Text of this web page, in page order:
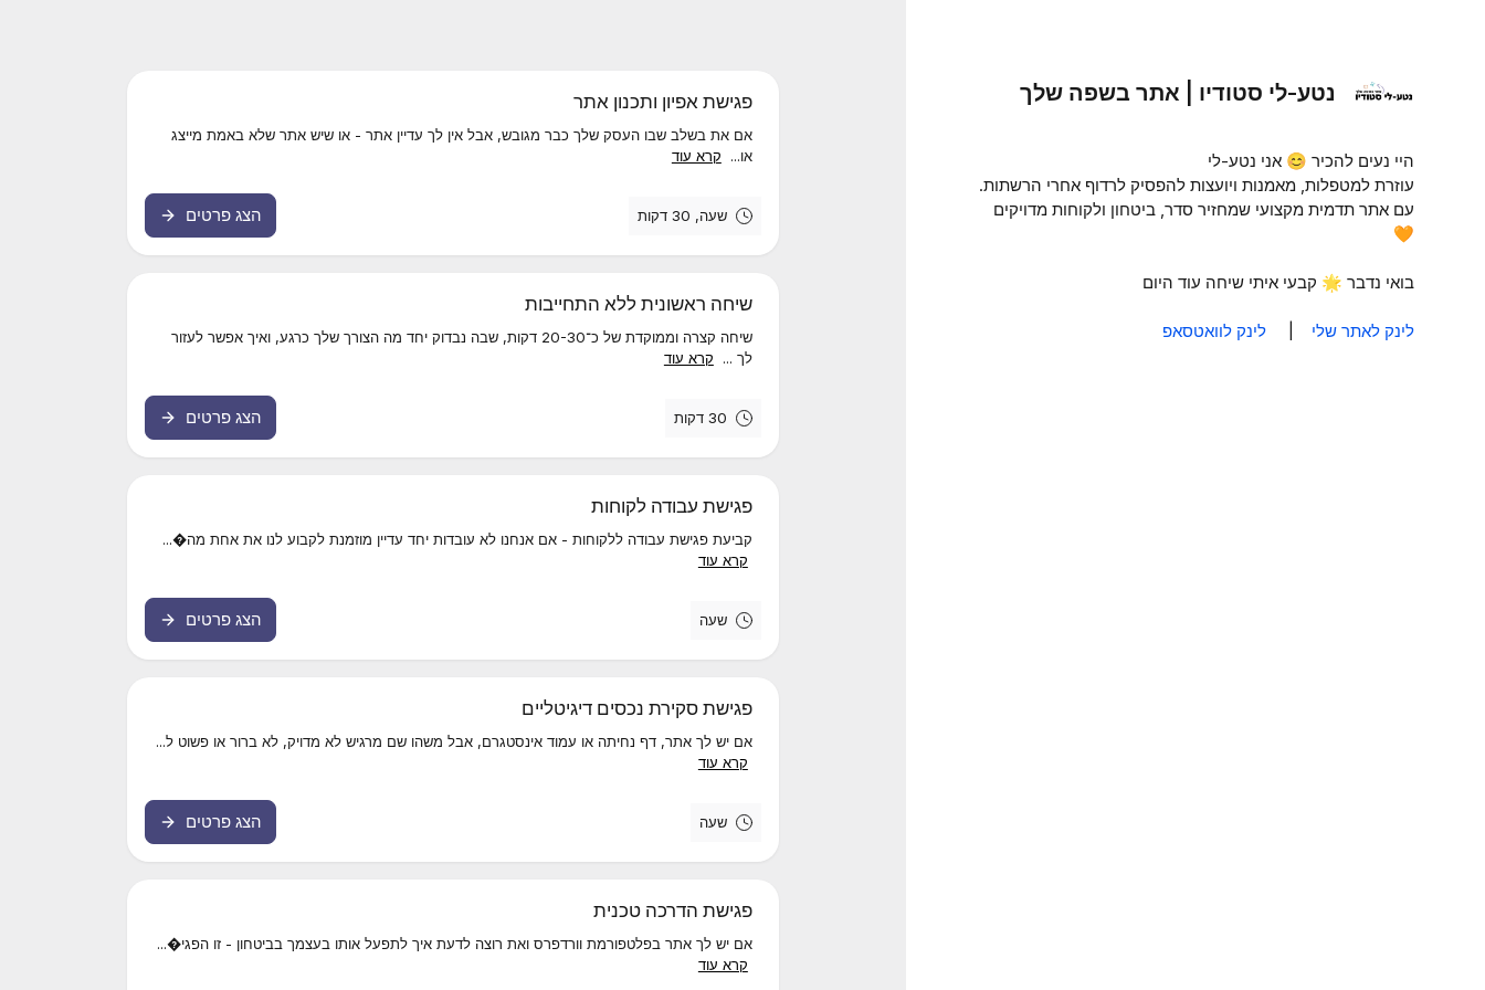
נטע-לי סטודיו | אתר בשפה שלך
היי נעים להכיר 😊 אני נטע-לי
עוזרת למטפלות, מאמנות ויועצות להפסיק לרדוף אחרי הרשתות.
עם אתר תדמית מקצועי שמחזיר סדר, ביטחון ולקוחות מדויקים
🧡
בואי נדבר 🌟 קבעי איתי שיחה עוד היום
לינק לאתר שלי לינק לוואטסאפ
פגישת אפיון ותכנון אתר
אם את בשלב שבו העסק שלך כבר מגובש, אבל אין לך עדיין אתר - או שיש אתר שלא באמת מייצג
או...
קרא עוד
שעה, 30 דקות הצג פרטים
שיחה ראשונית ללא התחייבות
שיחה קצרה וממוקדת של כ־20-30 דקות, שבה נבדוק יחד מה הצורך שלך כרגע, ואיך אפשר לעזור
לך ...
קרא עוד
30 דקות הצג פרטים
פגישת עבודה לקוחות
קביעת פגישת עבודה ללקוחות - אם אנחנו לא עובדות יחד עדיין מוזמנת לקבוע לנו את אחת מה�...
קרא עוד
שעה הצג פרטים
פגישת סקירת נכסים דיגיטליים
אם יש לך אתר, דף נחיתה או עמוד אינסטגרם, אבל משהו שם מרגיש לא מדויק, לא ברור או פשוט ל...
קרא עוד
שעה הצג פרטים
פגישת הדרכה טכנית
אם יש לך אתר בפלטפורמת וורדפרס ואת רוצה לדעת איך לתפעל אותו בעצמך בביטחון - זו הפגי�...
קרא עוד